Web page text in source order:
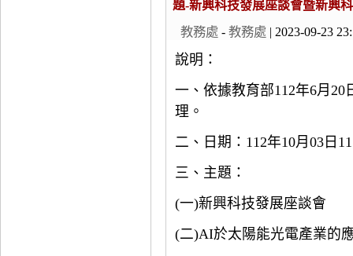
題-新興科技發展座談會暨新興
教務處 - 教務處 | 2023-09-23
說明：
一、依據教育部112年6月20
理。
二、日期：112年10月03日
三、主題：
(一)新興科技發展座談會
(二)AI於太陽能光電產業的